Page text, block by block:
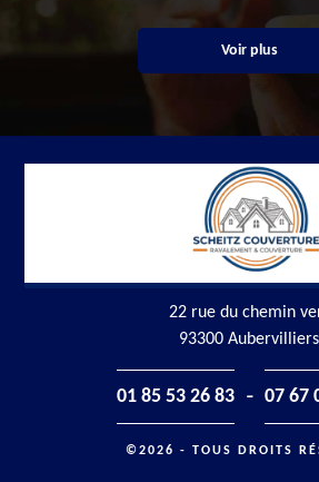
Voir plus
22 rue du chemin
93300 Aubervilliers
01 85 53 26 83 - 07 67
©2026 - TOUS DROITS